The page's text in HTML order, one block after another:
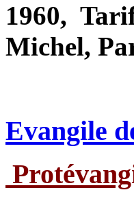
1960,
Michel,
Evangile